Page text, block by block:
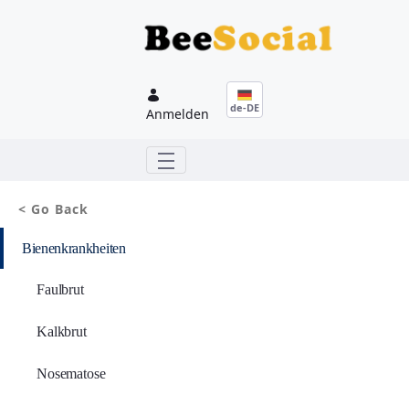
Anmelden de-DE
< Go Back
Bienenkrankheiten
Faulbrut
Kalkbrut
Nosematose